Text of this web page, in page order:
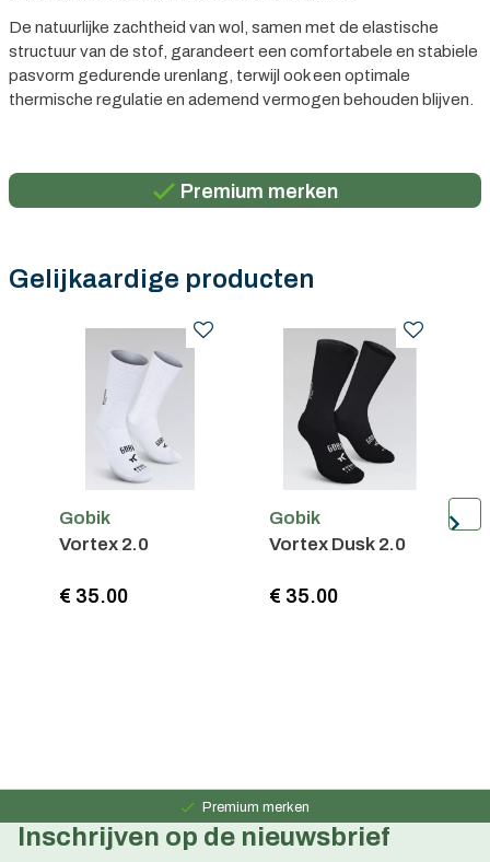
De natuurlijke zachtheid van wol, samen met de elastische
structuur van de stof, garandeert een comfortabele en stabiele
pasvorm gedurende urenlang, terwijl ook een optimale
thermische regulatie en ademend vermogen behouden blijven.
Premium merken
Gelijkaardige producten
Gobik
Vortex 2.0
€ 35.00
Gobik
Vortex Dusk 2.0
€ 35.00
Premium merken
Persoonlijk advies
Inschrijven op de nieuwsbrief